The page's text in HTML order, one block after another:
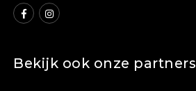
Bekijk ook onze partners